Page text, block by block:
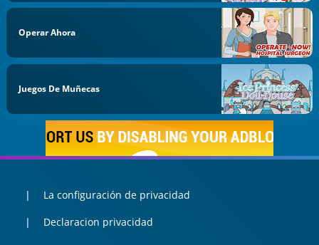
Operar Ahora
Juegos De Muñecas
La configuración de privacidad
Declaracion privacidad